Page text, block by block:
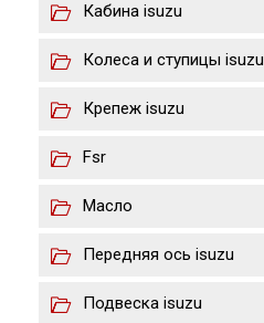
Кабина isuzu
Колеса и ступицы isuzu
Крепеж isuzu
Fsr
Масло
Передняя ось isuzu
Подвеска isuzu